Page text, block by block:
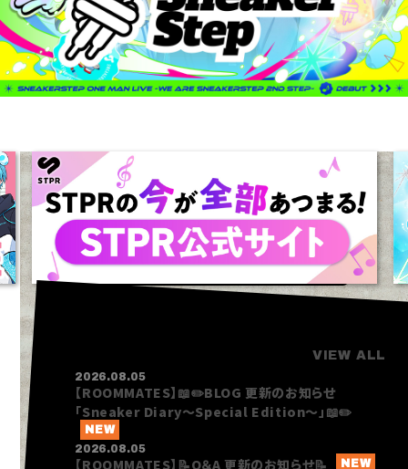
【重要】ログイン方法変更のお手続きについて
VIEW ALL
2026.08.05
【ROOMMATES】📖✏️BLOG 更新のお知らせ
「Sneaker Diary～Special Edition～」📖✏️
2026.08.05
【ROOMMATES】📝Q＆A 更新のお知らせ📝